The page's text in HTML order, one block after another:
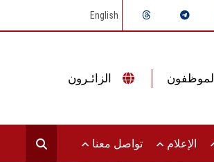
English
الإعلام تواصل معنا